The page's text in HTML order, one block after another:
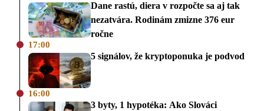
Dane rastú, diera v rozpočte sa aj tak
nezatvára. Rodinám zmizne 376 eur
ročne
17:00
5 signálov, že kryptoponuka je podvod
16:00
3 byty, 1 hypotéka: Ako Slováci